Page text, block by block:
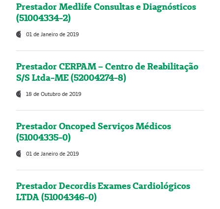
Prestador Medlife Consultas e Diagnósticos
(51004334-2)
01 de Janeiro de 2019
Prestador CERPAM – Centro de Reabilitação
S/S Ltda-ME (52004274-8)
18 de Outubro de 2019
Prestador Oncoped Serviços Médicos
(51004335-0)
01 de Janeiro de 2019
Prestador Decordis Exames Cardiológicos
LTDA (51004346-0)